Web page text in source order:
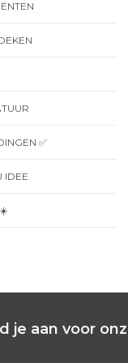
✅
IDEE
je aan voor